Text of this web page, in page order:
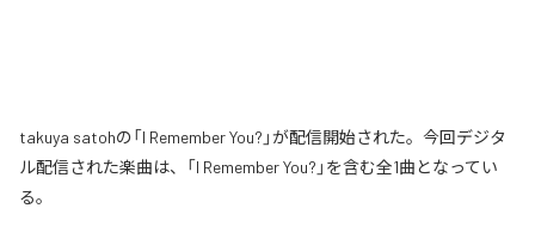
takuya satohの「I Remember You?」が配信開始された。今回デジタ
ル配信された楽曲は、「I Remember You?」を含む全1曲となってい
る。